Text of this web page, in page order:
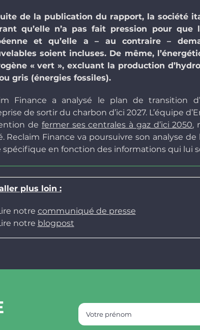
de la publication du rapport, la société
qu’elle n’a pas fait pression pour que
et qu’elle a – au contraire –
soient incluses. De même,
« vert », excluant la production
gris (énergies fossiles).
Finance a analysé le plan de transition
de sortir du charbon d’ici 2027. L’équipe
de fermer ses centrales à gaz d’ici 2050,
Reclaim Finance va poursuivre son analyse
spécifique en fonction des informations qui lui
plus loin :
notre communiqué de presse
notre blogpost